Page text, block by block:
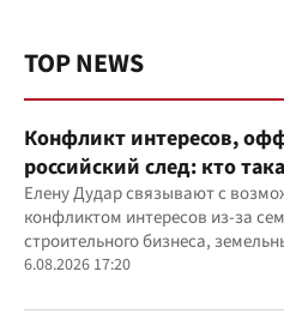
TOP NEWS
Конфликт интересов,
российский след: кто
Елену Дудар связывают с
конфликтом интересов из-за
строительного бизнеса,
скандалов, судебных дел
6.08.2026 17:20